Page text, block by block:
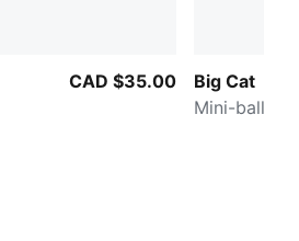
CAD $35.00
Big Cat
Mini-ballon